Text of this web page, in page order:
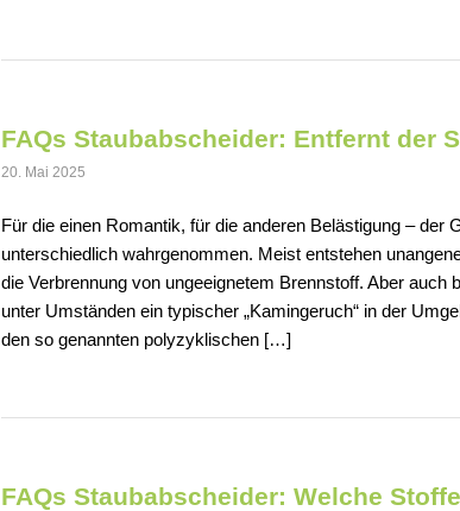
FAQs Staubabscheider: Entfernt der
20. Mai 2025
Für die einen Romantik, für die anderen Belästigung – der
unterschiedlich wahrgenommen. Meist entstehen
die Verbrennung von ungeeignetem Brennstoff. Aber auch
unter Umständen ein typischer „Kamingeruch“ in der
den so genannten polyzyklischen […]
FAQs Staubabscheider: Welche